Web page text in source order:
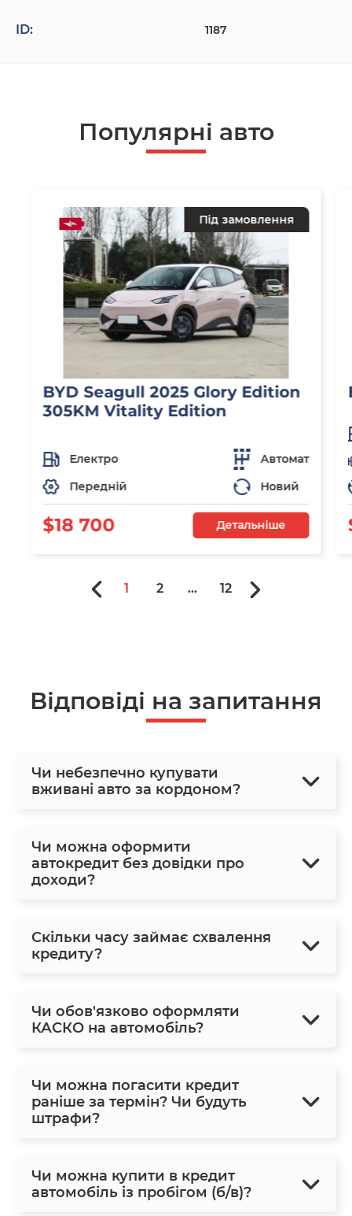
ID: 1187
Популярнi авто
Під замовлення
BYD Seagull 2025 Glory Edition
305KM Vitality Edition
Електро
Автомат
Передній
Новий
$18 700 Детальніше
1 2 ... 12
Відповіді на запитання
Чи небезпечно купувати
вживані авто за кордоном?
Чи можна оформити
автокредит без довідки про
доходи?
Скільки часу займає схвалення
кредиту?
Чи обов'язково оформляти
КАСКО на автомобіль?
Чи можна погасити кредит
раніше за термін? Чи будуть
штрафи?
Чи можна купити в кредит
автомобіль із пробігом (б/в)?